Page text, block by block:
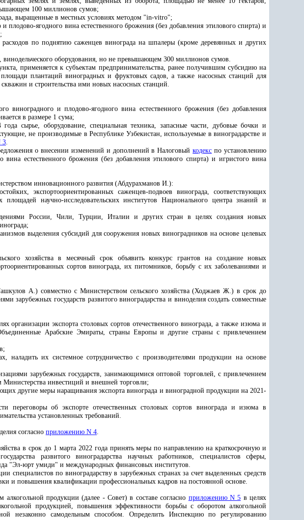
100 миллионов сумов;
выращенные в местных условиях методом "in-vitro";
ягодного вина естественного брожения (без добавления этилового спирта) и
по поднятию саженцев винограда на шпалеры (кроме деревянных и других
оборудования, но не превышающем 300 миллионов сумов.
применяется к субъектам предпринимательства, ранее получившим субсидию на
плантаций виноградных и фруктовых садов, а также насосных станций для
и строительства ими новых насосных станций.
виноградного и плодово-ягодного вина естественного брожения (без добавления
в размере 1 сума;
сырье, оборудование, специальная техника, запасные части, дубовые бочки и
не производимые в Республике Узбекистан, используемые в виноградарстве и
3.
о внесении изменений и дополнений в Налоговыйкодекс по установлению
естественного брожения (без добавления этилового спирта) и игристого вина
инновационного развития (Абдурахманов И.):
экспортоориентированных саженцев-подвоев винограда, соответствующих
научно-исследовательских институтов Национального центра знаний и
России, Чили, Турции, Италии и других стран в целях создания новых
выделения субсидий для сооружения новых виноградников на основе целевых
хозяйства в месячный срок объявить конкурс грантов на создание новых
сортов винограда, их питомников, борьбу с их заболеваниями и
А.) совместно с Министерством сельского хозяйства (Ходжаев Ж.) в срок до
зарубежных государств развитого виноградарства и виноделия создать совместные
экспорта столовых сортов отечественного винограда, а также изюма и
Арабские Эмираты, страны Европы и другие страны с привлечением
наладить их системное сотрудничество с производителями продукции на основе
зарубежных государств, занимающимися оптовой торговлей, с привлечением
Министерства инвестиций и внешней торговли;
другие меры наращивания экспорта винограда и виноградной продукции на 2021-
переговоры об экспорте отечественных столовых сортов винограда и изюма в
установленных требований.
согласно приложению N 4.
в срок до 1 марта 2022 года принять меры по направлению на краткосрочную и
развитого виноградарства научных работников, специалистов сферы,
"Эл-юрт умиди" и международных финансовых институтов.
специалистов по виноградарству в зарубежных странах за счет выделенных средств
и повышения квалификации профессиональных кадров на постоянной основе.
продукции (далее - Совет) в составе согласно приложению N 5 в целях
продукцией, повышения эффективности борьбы с оборотом алкогольной
незаконно самодельным способом. Определить Инспекцию по регулированию